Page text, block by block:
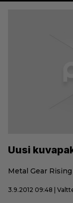
Uusi
Metal Gear
3.9.2012 09:48 |